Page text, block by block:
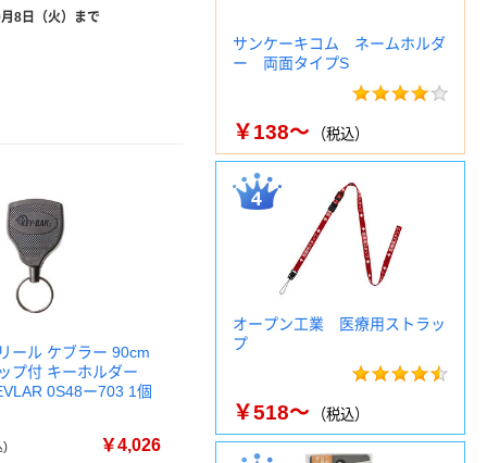
8日（火）まで
ール ケブラー 90cm
プ付 キーホルダー
0S48ー703 1個
) ￥4,026
サンケーキコム ネームホルダ
ー 両面タイプS
￥138～ （税込）
オープン工業 医療用ストラッ
プ
￥518～ （税込）